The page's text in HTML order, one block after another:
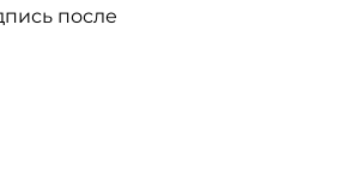
после